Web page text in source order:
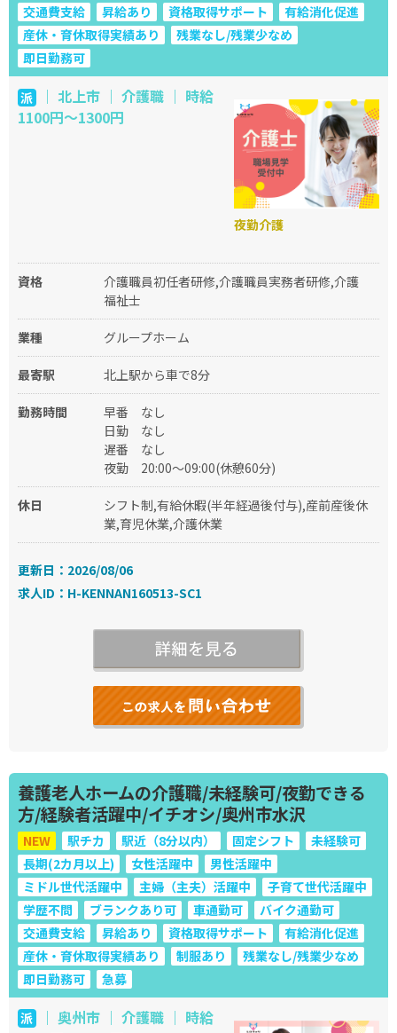
交通費支給 昇給あり 資格取得サポート
有給消化促進
産休・育休取得実績あり
残業なし/残業少なめ
即日勤務可
派｜ 北上市 ｜ 介護職 ｜ 時給
1100円～1300円
夜勤介護
資格
介護職員初任者研修,介護職員実務者研修,介護
福祉士
業種 グループホーム
最寄駅 北上駅から車で8分
勤務時間 早番
なし
日勤
なし
遅番
なし
夜勤
20:00～09:00(休憩60分)
休日
シフト制,有給休暇(半年経過後付与),産前産後休
業,育児休業,介護休業
更新日：2026/08/06
求人ID：H-KENNAN160513-SC1
養護老人ホームの介護職/未経験可/夜勤できる
方/経験者活躍中/イチオシ/奥州市水沢
NEW 駅チカ 駅近（8分以内） 固定シフト
未経験可
長期(2カ月以上)
女性活躍中
男性活躍中
ミドル世代活躍中
主婦（主夫）活躍中
子育て世代活躍中
学歴不問
ブランクあり可 車通勤可
バイク通勤可
交通費支給
昇給あり 資格取得サポート
有給消化促進
産休・育休取得実績あり
制服あり
残業なし/残業少なめ
即日勤務可
急募
派｜ 奥州市 ｜ 介護職 ｜ 時給